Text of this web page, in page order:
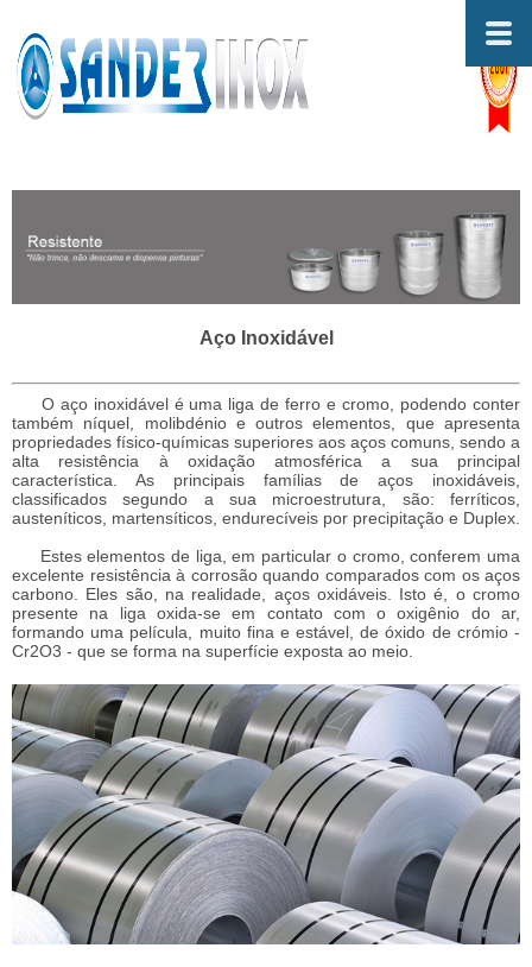
Aço Inoxidável
O aço inoxidável é uma liga de ferro e cromo, podendo conter
também níquel, molibdénio e outros elementos, que apresenta
propriedades físico-químicas superiores aos aços comuns, sendo a
alta resistência à oxidação atmosférica a sua principal
característica. As principais famílias de aços inoxidáveis,
classificados segundo a sua microestrutura, são: ferríticos,
austeníticos, martensíticos, endurecíveis por precipitação e Duplex.
Estes elementos de liga, em particular o cromo, conferem uma
excelente resistência à corrosão quando comparados com os aços
carbono. Eles são, na realidade, aços oxidáveis. Isto é, o cromo
presente na liga oxida-se em contato com o oxigênio do ar,
formando uma película, muito fina e estável, de óxido de crómio -
Cr2O3 - que se forma na superfície exposta ao meio.